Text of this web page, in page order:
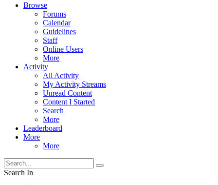
Browse
Forums
Calendar
Guidelines
Staff
Online Users
More
Activity
All Activity
My Activity Streams
Unread Content
Content I Started
Search
More
Leaderboard
More
More
Search In